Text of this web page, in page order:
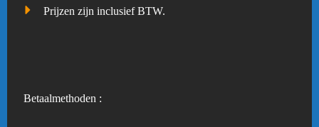
Prijzen zijn inclusief BTW.
Betaalmethoden :